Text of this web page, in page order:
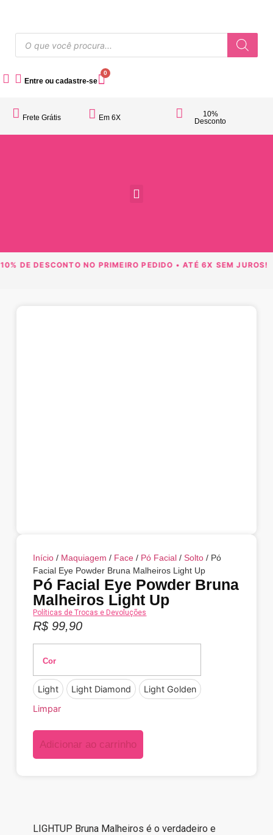
Entre ou cadastre-se
0
Frete Grátis Em 6X
10%
Desconto
DE DESCONTO NO PRIMEIRO PEDIDO • ATÉ 6X SEM JUROS!
Início / Maquiagem / Face / Pó Facial /Solto / Pó
Facial Eye Powder Bruna Malheiros Light Up
Pó Facial Eye Powder Bruna
Malheiros Light Up
Políticas de Trocas e Devoluções
R$99,90
Cor
Light Light Diamond
Light Golden
Limpar
Adicionar ao carrinho
LIGHTUP Bruna Malheiros é o verdadeiro e